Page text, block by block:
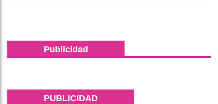
Publicidad
PUBLICIDAD